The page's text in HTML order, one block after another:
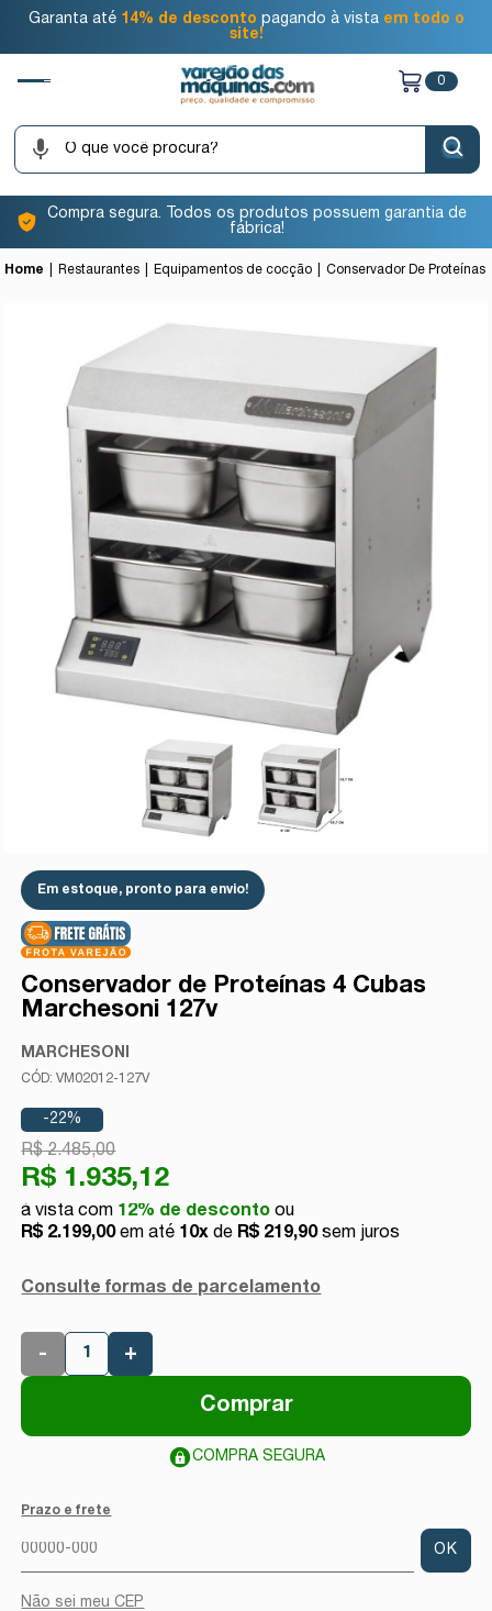
Garanta até 14% de desconto pagando à vista em todo o
site!
0
Compra segura. Todos os produtos possuem garantia de
fábrica!
Home Restaurantes Equipamentos de cocção Conservador De Proteínas
Em estoque, pronto para envio!
Conservador de Proteínas 4 Cubas
Marchesoni 127v
MARCHESONI
VM02012-127V
-22%
R$ 1.935,12
12% de desconto
R$ 2.485,00
R$ 2.199,00 10xde R$ 219,90sem juros
Consulte formas de parcelamento
- +
Comprar
COMPRA SEGURA
Prazo e frete
OK
Não sei meu CEP